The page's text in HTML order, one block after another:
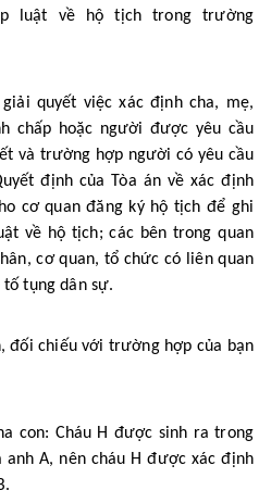
luật về hộ tịch trong trường
quyết việc xác định cha, mẹ,
chấp hoặc người được yêu cầu
và trường hợp người có yêu cầu
định của Tòa án về xác định
cơ quan đăng ký hộ tịch để ghi
về hộ tịch; các bên trong quan
cơ quan, tổ chức có liên quan
tụng dân sự.
đối chiếu với trường hợp của bạn
con: Cháu H được sinh ra trong
A, nên cháu H được xác định